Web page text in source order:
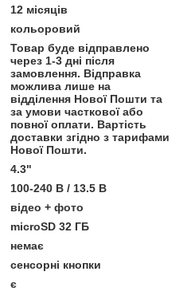
12 місяців
кольоровий
Товар буде відправлено
через 1-3 дні після
замовлення. Відправка
можлива лише на
відділення Нової Пошти та
за умови часткової або
повної оплати. Вартість
доставки згідно з тарифами
Нової Пошти.
4.3"
100-240 В / 13.5 В
відео + фото
microSD 32 ГБ
немає
сенсорні кнопки
є